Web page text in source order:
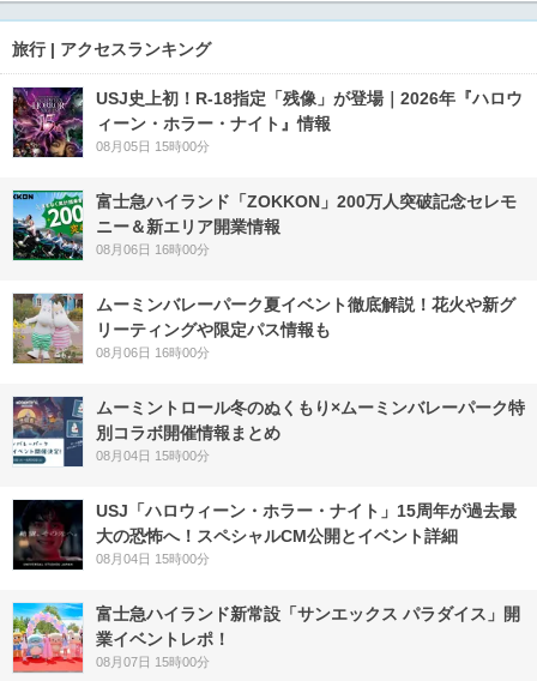
旅行 | アクセスランキング
USJ史上初！R-18指定「残像」が登場｜2026年『ハロウ
ィーン・ホラー・ナイト』情報
08月05日 15時00分
富士急ハイランド「ZOKKON」200万人突破記念セレモ
ニー＆新エリア開業情報
08月06日 16時00分
ムーミンバレーパーク夏イベント徹底解説！花火や新グ
リーティングや限定パス情報も
08月06日 16時00分
ムーミントロール冬のぬくもり×ムーミンバレーパーク特
別コラボ開催情報まとめ
08月04日 15時00分
USJ「ハロウィーン・ホラー・ナイト」15周年が過去最
大の恐怖へ！スペシャルCM公開とイベント詳細
08月04日 15時00分
富士急ハイランド新常設「サンエックス パラダイス」開
業イベントレポ！
08月07日 15時00分